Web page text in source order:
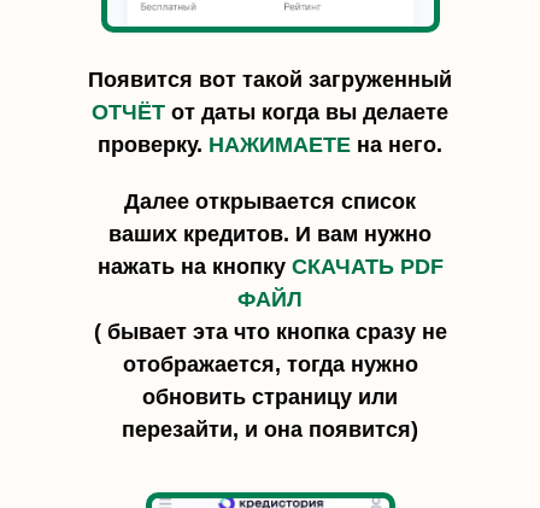
Появится вот такой загруженный
ОТЧЁТ от даты когда вы делаете
проверку. НАЖИМАЕТЕ на него.
Далее открывается список
ваших кредитов. И вам нужно
нажать на кнопку СКАЧАТЬ PDF
ФАЙЛ
( бывает эта что кнопка сразу не
отображается, тогда нужно
обновить страницу или
перезайти, и она появится)